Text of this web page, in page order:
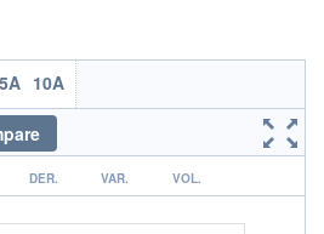
0%
LUX
BOURSOVIE
5A 10A
DER. VAR. VOL.